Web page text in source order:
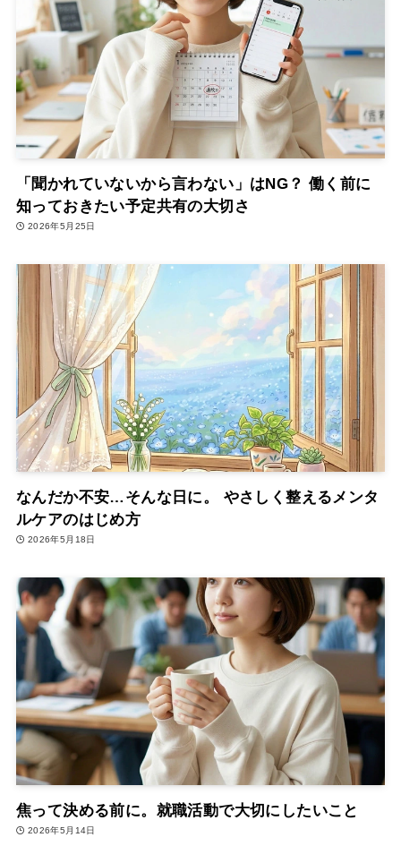
「聞かれていないから言わない」はNG？ 働く前に
知っておきたい予定共有の大切さ
2026年5月25日
なんだか不安…そんな日に。 やさしく整えるメンタ
ルケアのはじめ方
2026年5月18日
焦って決める前に。就職活動で大切にしたいこと
2026年5月14日